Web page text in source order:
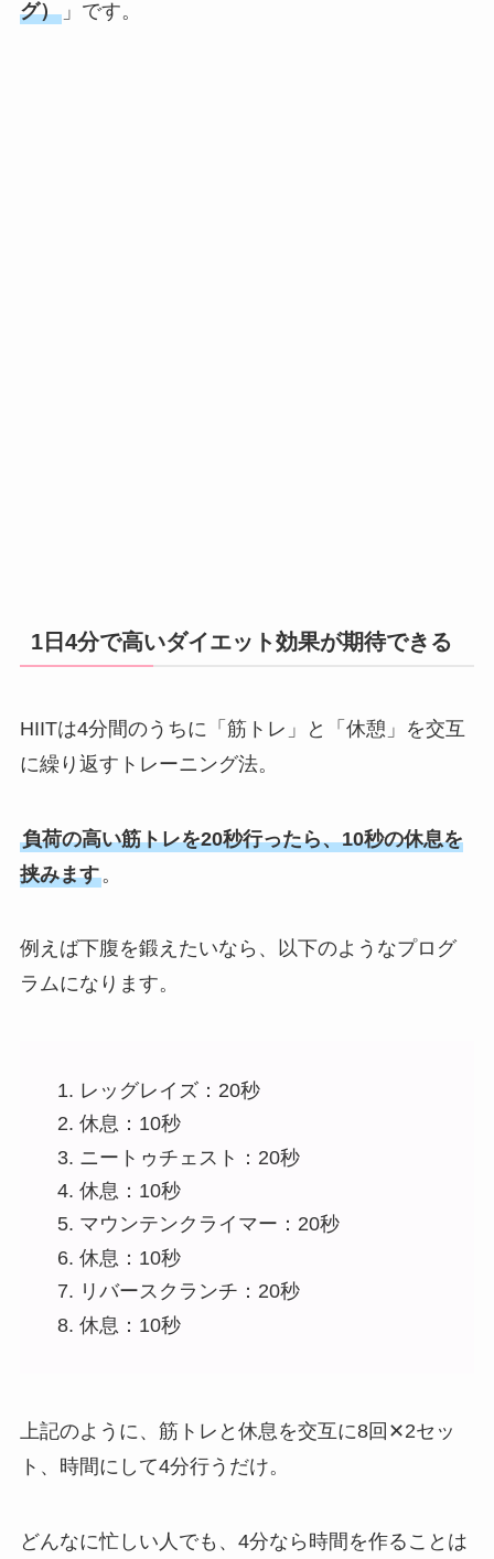
グ）」です。
1日4分で高いダイエット効果が期待できる
HIITは4分間のうちに「筋トレ」と「休憩」を交互
に繰り返すトレーニング法。
負荷の高い筋トレを20秒行ったら、10秒の休息を
挟みます。
例えば下腹を鍛えたいなら、以下のようなプログ
ラムになります。
レッグレイズ：20秒
休息：10秒
ニートゥチェスト：20秒
休息：10秒
マウンテンクライマー：20秒
休息：10秒
リバースクランチ：20秒
休息：10秒
上記のように、筋トレと休息を交互に8回✕2セッ
ト、時間にして4分行うだけ。
どんなに忙しい人でも、4分なら時間を作ることは